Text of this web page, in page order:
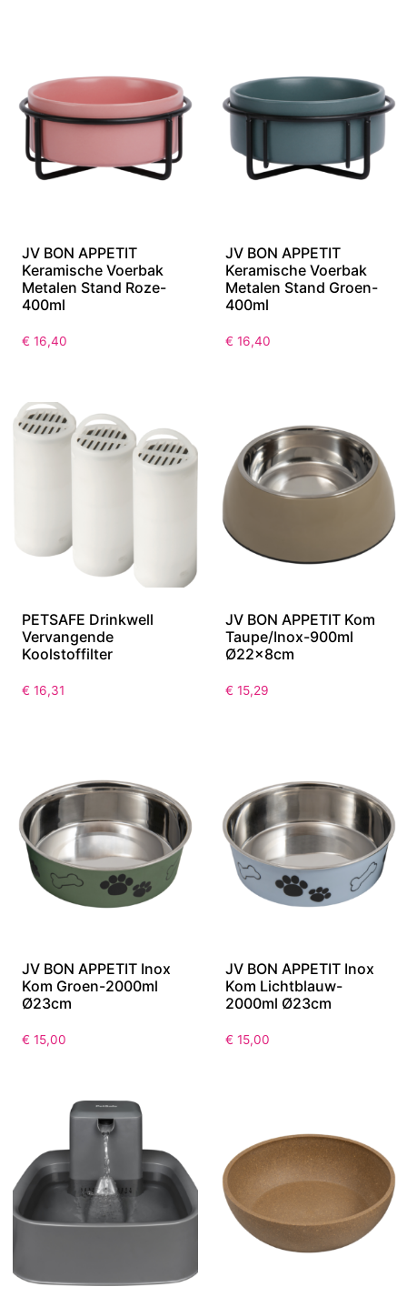
JV BON APPETIT
Keramische Voerbak
Metalen Stand Roze-
400ml
€ 16,40
JV BON APPETIT
Keramische Voerbak
Metalen Stand Groen-
400ml
€ 16,40
PETSAFE Drinkwell
Vervangende
Koolstoffilter
€ 16,31
JV BON APPETIT Kom
Taupe/Inox-900ml
Ø22x8cm
€ 15,29
JV BON APPETIT Inox
Kom Groen-2000ml
Ø23cm
€ 15,00
JV BON APPETIT Inox
Kom Lichtblauw-
2000ml Ø23cm
€ 15,00